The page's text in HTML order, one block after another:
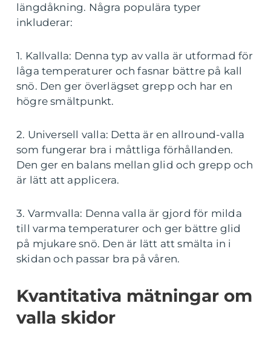
längdåkning. Några populära typer
inkluderar:
1. Kallvalla: Denna typ av valla är utformad för
låga temperaturer och fasnar bättre på kall
snö. Den ger överlägset grepp och har en
högre smältpunkt.
2. Universell valla: Detta är en allround-valla
som fungerar bra i måttliga förhållanden.
Den ger en balans mellan glid och grepp och
är lätt att applicera.
3. Varmvalla: Denna valla är gjord för milda
till varma temperaturer och ger bättre glid
på mjukare snö. Den är lätt att smälta in i
skidan och passar bra på våren.
Kvantitativa mätningar om
valla skidor